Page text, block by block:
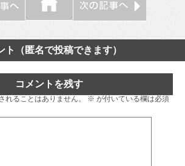
ト（匿名で投稿できます）
コメントを残す
れることはありません。 ※ が付いている欄は必須